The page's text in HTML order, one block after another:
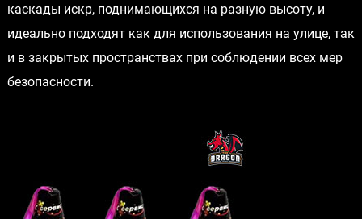
каскады искр, поднимающихся на разную высоту, и
идеально подходят как для использования на улице, так
и в закрытых пространствах при соблюдении всех мер
безопасности.